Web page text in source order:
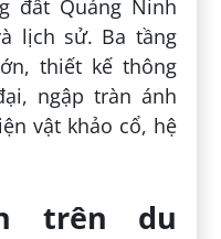
đất Quảng Ninh
lịch sử. Ba tầng
thiết kế thông
ngập tràn ánh
vật khảo cổ, hệ
trên du